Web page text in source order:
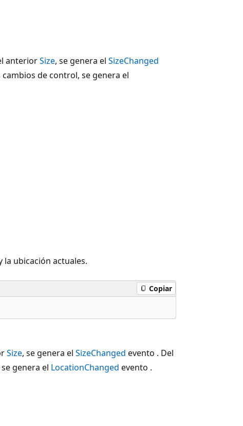
anteriorSize, se genera el SizeChanged
cambios de control, se genera el
ubicación actuales.
Copiar
Size, se genera el SizeChanged evento . Del
genera el LocationChanged evento .